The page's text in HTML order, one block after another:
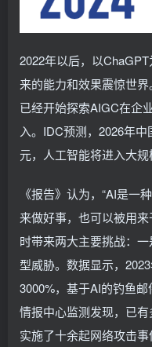
2022年以后，以
来的能力和效果震惊世
已经开始探索AIGC在企
入。IDC预测，2026年
元，人工智能将进入大规
《报告》认为，“AI是一
来做好事，也可以被用
时带来两大主要挑战：
型威胁。数据显示，
3000%，基于AI的钓鱼
情报中心监测发现，已
实施了十余起网络攻击事